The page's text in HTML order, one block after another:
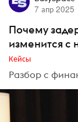
7 апр 2025
Почему
изменится с
Кейсы
Разбор с